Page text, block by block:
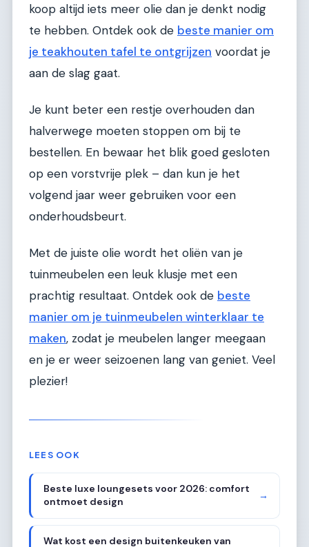
koop altijd iets meer olie dan je denkt nodig
te hebben. Ontdek ook de beste manier om
je teakhouten tafel te ontgrijzen voordat je
aan de slag gaat.
Je kunt beter een restje overhouden dan
halverwege moeten stoppen om bij te
bestellen. En bewaar het blik goed gesloten
op een vorstvrije plek – dan kun je het
volgend jaar weer gebruiken voor een
onderhoudsbeurt.
Met de juiste olie wordt het oliën van je
tuinmeubelen een leuk klusje met een
prachtig resultaat. Ontdek ook de beste
manier om je tuinmeubelen winterklaar te
maken, zodat je meubelen langer meegaan
en je er weer seizoenen lang van geniet. Veel
plezier!
LEES OOK
Beste luxe loungesets voor 2026: comfort
ontmoet design
→
Wat kost een design buitenkeuken van